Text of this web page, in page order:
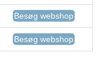
Besøg webshop
Besøg webshop